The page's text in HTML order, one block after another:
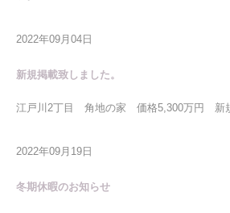
2022年09月04日
新規掲載致しました。
江戸川2丁目 角地の家 価格5,300万円 新規
2022年09月19日
冬期休暇のお知らせ